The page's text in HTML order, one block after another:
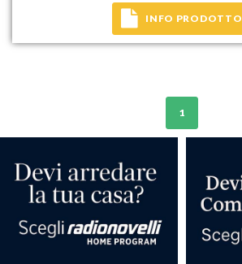
INFO PRODOTTO
1